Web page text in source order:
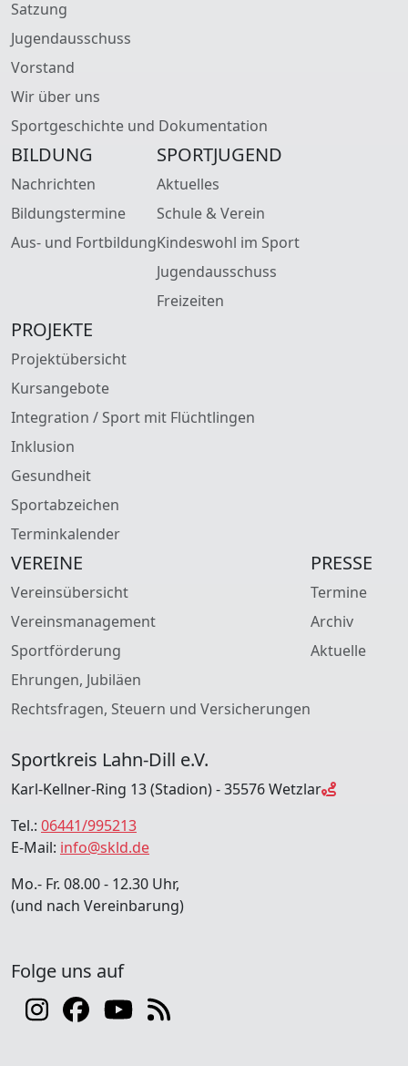
Satzung
Jugendausschuss
Vorstand
Wir über uns
Sportgeschichte und Dokumentation
BILDUNG
Nachrichten
Bildungstermine
Aus- und Fortbildung
SPORTJUGEND
Aktuelles
Schule & Verein
Kindeswohl im Sport
Jugendausschuss
Freizeiten
PROJEKTE
Projektübersicht
Kursangebote
Integration / Sport mit Flüchtlingen
Inklusion
Gesundheit
Sportabzeichen
Terminkalender
VEREINE
Vereinsübersicht
Vereinsmanagement
Sportförderung
Ehrungen, Jubiläen
Rechtsfragen, Steuern und Versicherungen
PRESSE
Termine
Archiv
Aktuelle
Sportkreis Lahn-Dill e.V.
Karl-Kellner-Ring 13 (Stadion) - 35576 Wetzlar
Tel.: 06441/995213
E-Mail: info@skld.de
Mo.- Fr. 08.00 - 12.30 Uhr,
(und nach Vereinbarung)
Folge uns auf